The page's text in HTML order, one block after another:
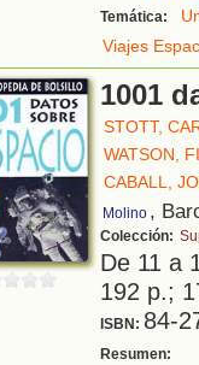
Temática:
Viajes
1001
STOTT,
WATSON,
CABALL,
Molino ,
Colección:
De 11 a
192 p.;
ISBN: 84-
Resumen: